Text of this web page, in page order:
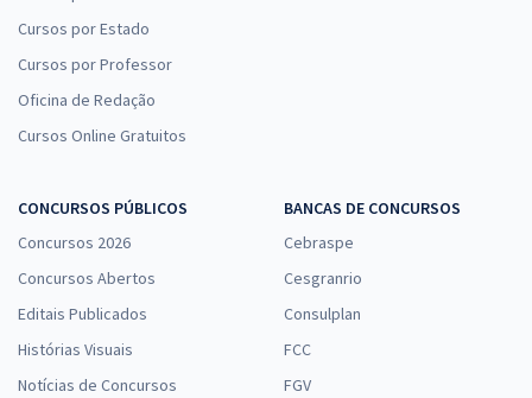
Prefeitura de Jundiaí - SP - Conhecimentos Específicos para
Economize R$ 65,98 (-20%)
Prefeitura de Jundiaí - SP - Conhecimentos Específicos para o Cargo
de Fisioterapeuta (Pós-edital)
à vista
R$18,65
Cursos por Estado
Cursos por Professor
Oficina de Redação
Cursos Online Gratuitos
CONCURSOS PÚBLICOS
Concursos 2026
Concursos Abertos
Editais Publicados
Histórias Visuais
Notícias de Concursos
BANCAS DE CONCURSOS
Cebraspe
Cesgranrio
Consulplan
FCC
FGV